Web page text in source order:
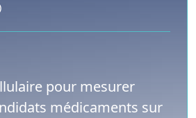
pour mesurer
médicaments sur